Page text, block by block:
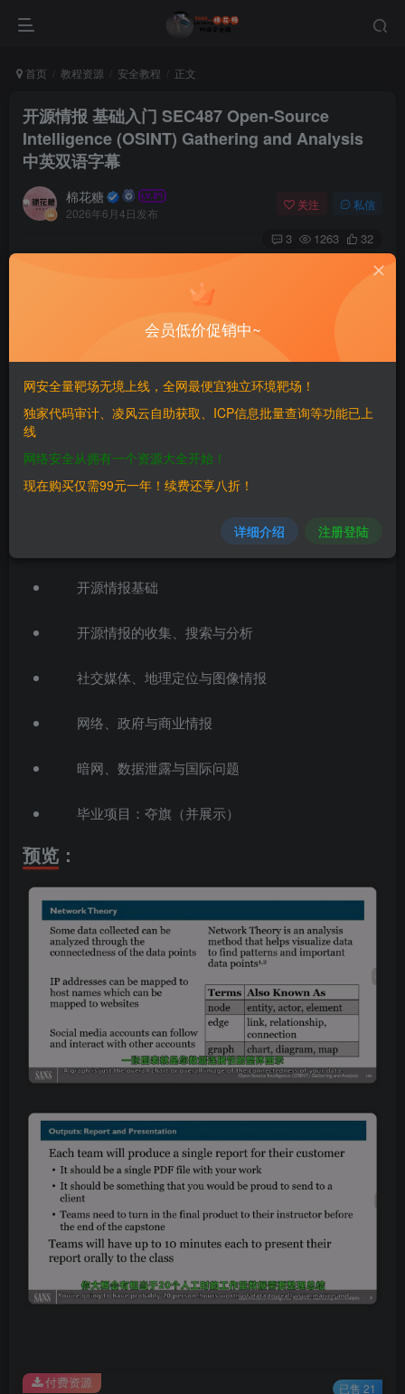
首页 教程资源 安全教程 正文
开源情报 基础入门 SEC487 Open-Source
Intelligence (OSINT) Gathering and Analysis
中英双语字幕
棉花糖
2026年6月4日发布
关注 私信
3 1263 32
SEC487 是一门基础课程，专注于收集、分析并利用公
开可用信息，以支持网络安全、调查与决策工作。学员将学
习从多种来源（包括社交媒体、公共记录、网站和暗网平
台）获取开源情报的技术，同时确保符合伦理与法律规范。
本课程强调通过手动和自动化的方法来识别并解读关键数
据。通过动手实验和真实案例研究，SEC487 将使学员具备
将开源情报应用于威胁情报、漏洞评估和事件响应的能力，
帮助专业人士发现有价值的洞察，并对抗不断演变的威胁。
开源情报基础
开源情报的收集、搜索与分析
社交媒体、地理定位与图像情报
网络、政府与商业情报
暗网、数据泄露与国际问题
毕业项目：夺旗（并展示）
预览：
付费资源 已售 21
会员低价促销中~
网安全量靶场无境上线，全网最便宜独立环境靶场！
独家代码审计、凌风云自助获取、ICP信息批量查询等功能已上
线
网络安全从拥有一个资源大全开始！
现在购买仅需99元一年！续费还享八折！
详细介绍 注册登陆